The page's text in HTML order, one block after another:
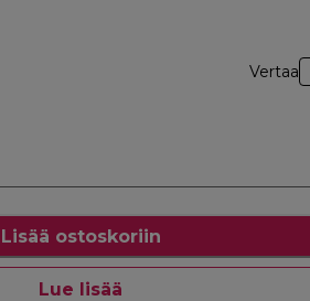
Vertaa
Lisää ostoskoriin
Lue lisää